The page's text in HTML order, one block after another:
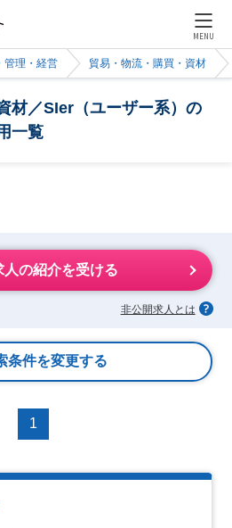
MENU
管理・経営 貿易・物流・購買・資材
材／SIer（ユーザー系）の
一覧
人の紹介を受ける
非公開求人とは
条件を変更する
1